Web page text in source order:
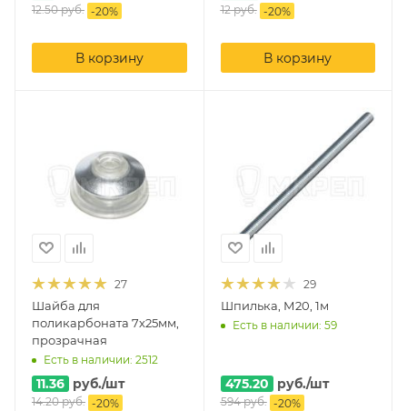
12.50руб. -20%
В корзину
12руб. -20%
В корзину
27
Шайба для
поликарбоната 7х25мм,
прозрачная
Есть в наличии: 2512
11.36 руб./шт
14.20руб. -20%
29
Шпилька, М20, 1м
Есть в наличии: 59
475.20 руб./шт
594руб. -20%